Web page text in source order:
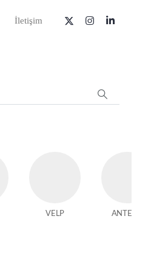
İletişim
VELP ANTECH